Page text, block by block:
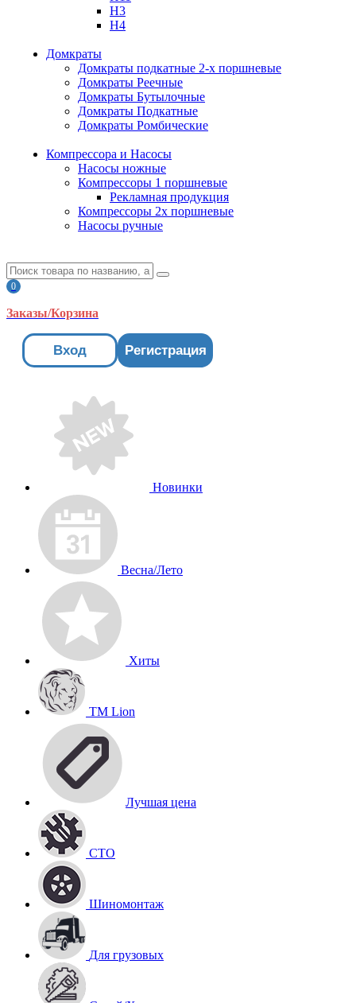
H3
H4
Домкраты
Домкраты подкатные 2-х поршневые
Домкраты Реечные
Домкраты Бутылочные
Домкраты Подкатные
Домкраты Ромбические
Компрессора и Насосы
Насосы ножные
Компрессоры 1 поршневые
Рекламная продукция
Компрессоры 2х поршневые
Насосы ручные
0
Заказы/Корзина
Вход Регистрация
Новинки
Весна/Лето
Хиты
TM Lion
Лучшая цена
СТО
Шиномонтаж
Для грузовых